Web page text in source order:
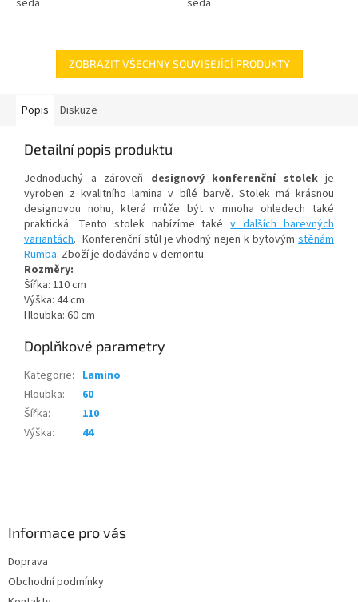
ZOBRAZIT VŠECHNY SOUVISEJÍCÍ PRODUKTY
Popis Diskuze
Detailní popis produktu
Jednoduchý a zároveň designový konferenční stolekje
vyroben z kvalitního lamina v bílé barvě. Stolek má krásnou
designovou nohu, která může být v mnoha ohledech také
praktická. Tento stolek nabízíme takév dalších barevných
variantách. Konferenční stůl je vhodný nejen k bytovým stěnám
Rumba. Zboží je dodáváno v demontu.
Rozměry:
Šířka: 110 cm
Výška: 44 cm
Hloubka: 60 cm
Doplňkové parametry
Kategorie: Lamino
Hloubka:
60
Šířka:
110
Výška: 44
Informace pro vás
Doprava
Obchodní podmínky